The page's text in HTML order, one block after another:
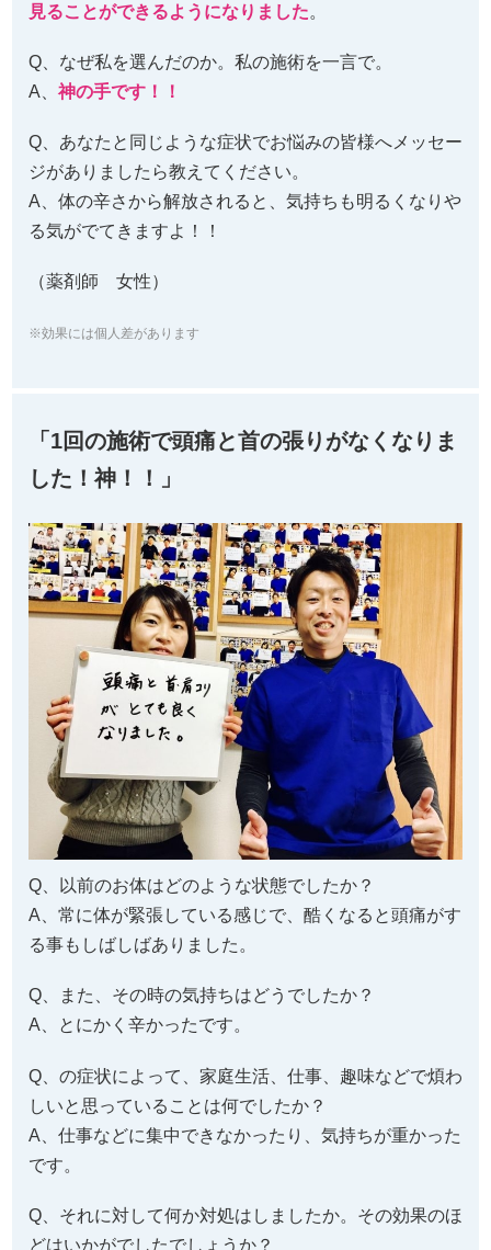
見ることができるようになりました。
Q、なぜ私を選んだのか。私の施術を一言で。
A、 神の手です！！
Q、あなたと同じような症状でお悩みの皆様へメッセー
ジがありましたら教えてください。
A、体の辛さから解放されると、気持ちも明るくなりや
る気がでてきますよ！！
（薬剤師 女性）
※効果には個人差があります
「1回の施術で頭痛と首の張りがなくなりま
した！神！！」
Q、以前のお体はどのような状態でしたか？
A、常に体が緊張している感じで、酷くなると頭痛がす
る事もしばしばありました。
Q、また、その時の気持ちはどうでしたか？
A、とにかく辛かったです。
Q、の症状によって、家庭生活、仕事、趣味などで煩わ
しいと思っていることは何でしたか？
A、仕事などに集中できなかったり、気持ちが重かった
です。
Q、それに対して何か対処はしましたか。その効果のほ
どはいかがでしたでしょうか？